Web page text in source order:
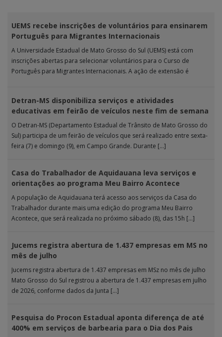
UEMS recebe inscrições de voluntários para ensinarem
Português para Migrantes Internacionais
A Universidade Estadual de Mato Grosso do Sul (UEMS) está com
inscrições abertas para selecionar voluntários para o Curso de
Português para Migrantes Internacionais. A ação de extensão é
Detran-MS disponibiliza serviços e atividades
educativas em feirão de veículos neste fim de semana
O Detran-MS (Departamento Estadual de Trânsito de Mato Grosso do
Sul) participa de um feirão de veículos que será realizado entre sexta-
feira (7) e domingo (9), em Campo Grande. Durante […]
Casa do Trabalhador de Aquidauana leva serviços e
orientações ao programa Meu Bairro Acontece
A população de Aquidauana terá acesso aos serviços da Casa do
Trabalhador durante mais uma edição do programa Meu Bairro
Acontece, que será realizada no próximo sábado (8), das 15h […]
Jucems registra abertura de 1.437 empresas em MS no
mês de julho
Jucems registra abertura de 1.437 empresas em MSz no mês de julho
Mato Grosso do Sul registrou a abertura de 1.437 empresas em julho
de 2026, conforme dados da Junta […]
Pesquisa do Procon Estadual aponta diferença de até
400% em serviços de barbearia para o Dia dos Pais